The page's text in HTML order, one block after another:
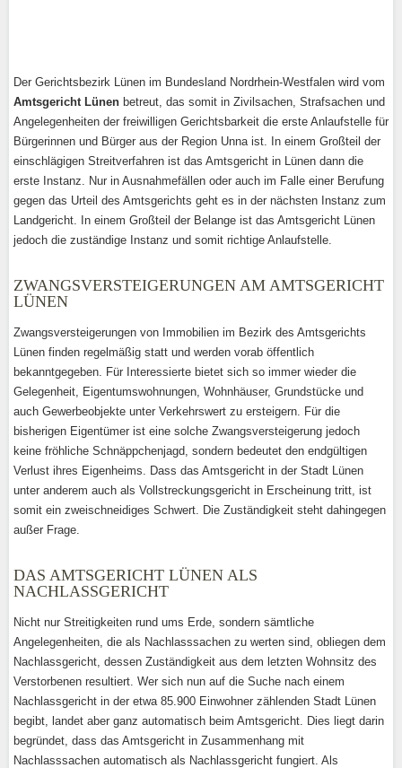
Der Gerichtsbezirk Lünen im Bundesland Nordrhein-Westfalen wird vom
Amtsgericht Lünen betreut, das somit in Zivilsachen, Strafsachen und
Angelegenheiten der freiwilligen Gerichtsbarkeit die erste Anlaufstelle für
Bürgerinnen und Bürger aus der Region Unna ist. In einem Großteil der
einschlägigen Streitverfahren ist das Amtsgericht in Lünen dann die
erste Instanz. Nur in Ausnahmefällen oder auch im Falle einer Berufung
gegen das Urteil des Amtsgerichts geht es in der nächsten Instanz zum
Landgericht. In einem Großteil der Belange ist das Amtsgericht Lünen
jedoch die zuständige Instanz und somit richtige Anlaufstelle.
ZWANGSVERSTEIGERUNGEN AM AMTSGERICHT
LÜNEN
Zwangsversteigerungen von Immobilien im Bezirk des Amtsgerichts
Lünen finden regelmäßig statt und werden vorab öffentlich
bekanntgegeben. Für Interessierte bietet sich so immer wieder die
Gelegenheit, Eigentumswohnungen, Wohnhäuser, Grundstücke und
auch Gewerbeobjekte unter Verkehrswert zu ersteigern. Für die
bisherigen Eigentümer ist eine solche Zwangsversteigerung jedoch
keine fröhliche Schnäppchenjagd, sondern bedeutet den endgültigen
Verlust ihres Eigenheims. Dass das Amtsgericht in der Stadt Lünen
unter anderem auch als Vollstreckungsgericht in Erscheinung tritt, ist
somit ein zweischneidiges Schwert. Die Zuständigkeit steht dahingegen
außer Frage.
DAS AMTSGERICHT LÜNEN ALS
NACHLASSGERICHT
Nicht nur Streitigkeiten rund ums Erde, sondern sämtliche
Angelegenheiten, die als Nachlasssachen zu werten sind, obliegen dem
Nachlassgericht, dessen Zuständigkeit aus dem letzten Wohnsitz des
Verstorbenen resultiert. Wer sich nun auf die Suche nach einem
Nachlassgericht in der etwa 85.900 Einwohner zählenden Stadt Lünen
begibt, landet aber ganz automatisch beim Amtsgericht. Dies liegt darin
begründet, dass das Amtsgericht in Zusammenhang mit
Nachlasssachen automatisch als Nachlassgericht fungiert. Als